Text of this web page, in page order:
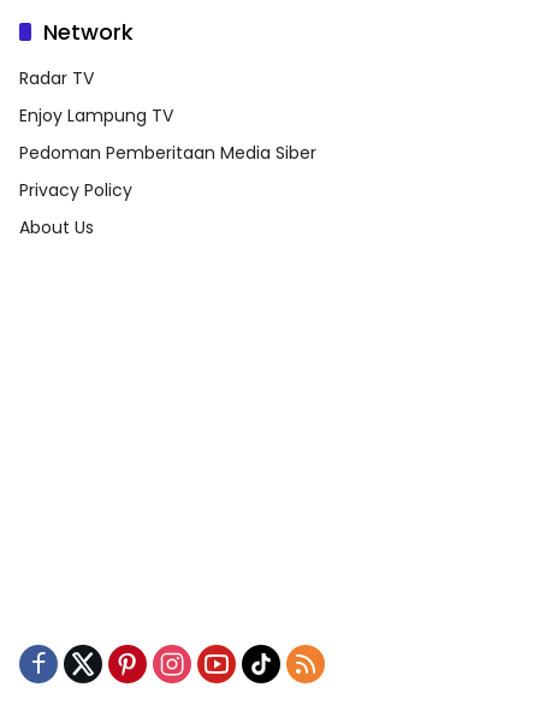
Network
Radar TV
Enjoy Lampung TV
Pedoman Pemberitaan Media Siber
Privacy Policy
About Us